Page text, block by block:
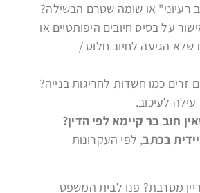
רעיוני" או שומה שטרם הבשילה?
על בסיס חיובים היפותטיים או
הגיעה לחיוב חלוט /
זרים כמו חשדות לחריגות בנייה?
עילה לעיכוב.
חוב בר קיימא לפי הדין?
בכתב, לפי העקרונות
מסרבת? פנו לבית המשפט